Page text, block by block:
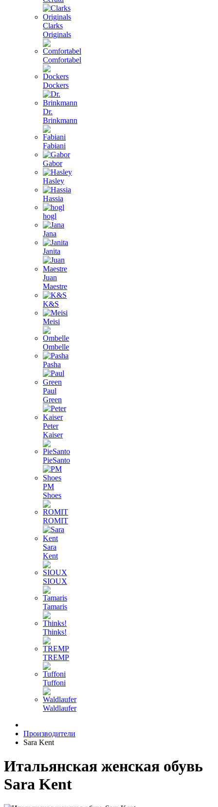
Clarks
Originals
Comfortabel
Dockers
Dr.
Brinkmann
Fabiani
Gabor
Hasley
Hassia
hogl
Jana
Janita
Juan
Maestre
K&S
Meisi
Ombelle
Pasha
Paul
Green
Peter
Kaiser
PieSanto
PM
Shoes
ROMIT
Sara
Kent
SIOUX
Tamaris
Thinks!
TREMP
Tuffoni
Waldlaufer
Производители
Sara Kent
Итальянская женская обувь
Sara Kent